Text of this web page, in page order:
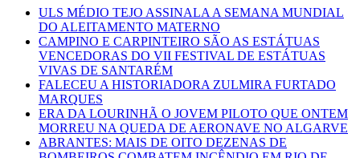
ULS MÉDIO TEJO ASSINALA A SEMANA MUNDIAL
DO ALEITAMENTO MATERNO
CAMPINO E CARPINTEIRO SÃO AS ESTÁTUAS
VENCEDORAS DO VII FESTIVAL DE ESTÁTUAS
VIVAS DE SANTARÉM
FALECEU A HISTORIADORA ZULMIRA FURTADO
MARQUES
ERA DA LOURINHÃ O JOVEM PILOTO QUE ONTEM
MORREU NA QUEDA DE AERONAVE NO ALGARVE
ABRANTES: MAIS DE OITO DEZENAS DE